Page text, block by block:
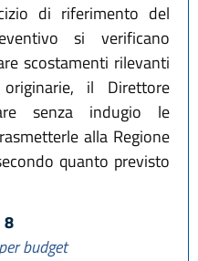
di riferimento del
si verificano
scostamenti rilevanti
il Direttore
senza indugio le
alla Regione
quanto previsto
8
budget